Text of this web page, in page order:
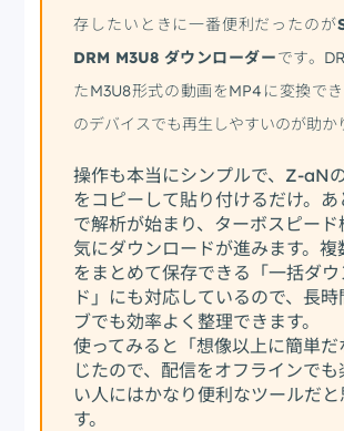
存したいときに一番便利だったのが
DRM M3U8 ダウンローダーです。
たM3U8形式の動画をMP4に変換で
のデバイスでも再生しやすいのが助か
操作も本当にシンプルで、Z-aN
をコピーして貼り付けるだけ。あ
で解析が始まり、ターボスピー
気にダウンロードが進みます。複
をまとめて保存できる「一括ダウ
ド」にも対応しているので、長時
ブでも効率よく整理できます。
使ってみると「想像以上に簡単だ
じたので、配信をオフラインでも
い人にはかなり便利なツールだと
す。